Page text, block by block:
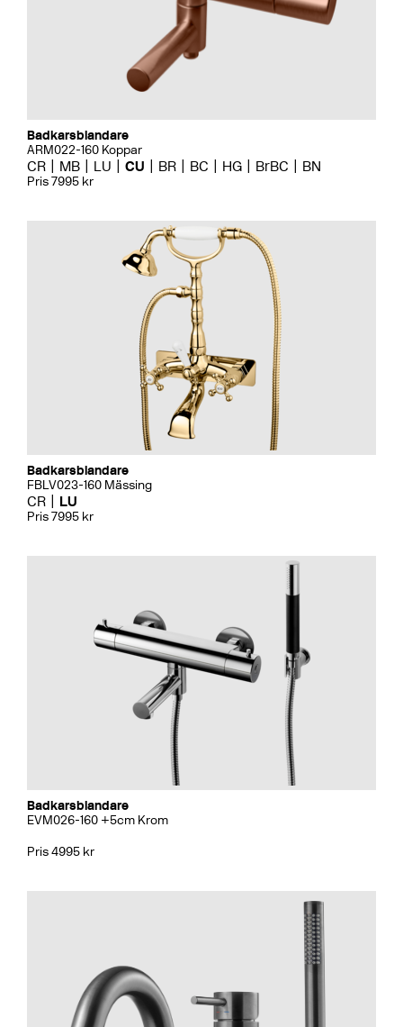
Badkarsblandare
ARM022-160 Koppar
CR MB LU CU BR BC HG BrBC BN
Pris 7995 kr
Badkarsblandare
FBLV023-160 Mässing
CR LU
Pris 7995 kr
Badkarsblandare
EVM026-160 +5cm Krom
Pris 4995 kr